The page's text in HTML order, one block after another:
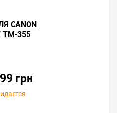
на вопросы и поможем
CANON
TM-355
грн